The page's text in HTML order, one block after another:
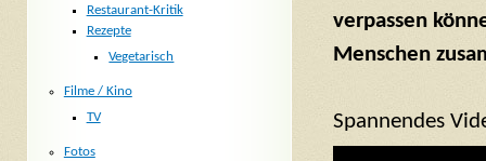
verpassen
Menschen
Spannendes
Restaurant-Kritik
Rezepte
Vegetarisch
Filme / Kino
TV
Fotos